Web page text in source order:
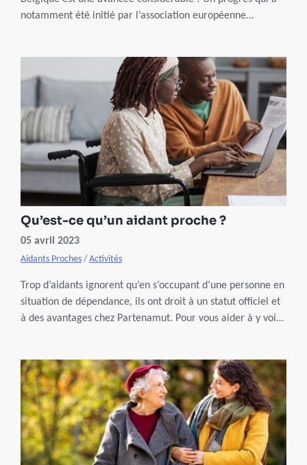
notamment été initié par l’association européenne
Qu’est-ce qu’un aidant proche ?
05 avril 2023
Aidants Proches / Activités
Trop d’aidants ignorent qu’en s’occupant d’une personne en
situation de dépendance, ils ont droit à un statut officiel et
à des avantages chez Partenamut. Pour vous aider à y voir